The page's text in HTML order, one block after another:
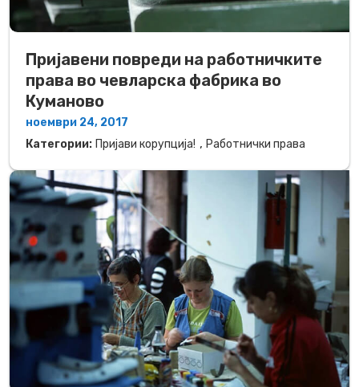
Пријавени повреди на работничките
права во чевларска фабрика во
Куманово
ноември 24, 2017
Категории: Пријави корупција! , Работнички права